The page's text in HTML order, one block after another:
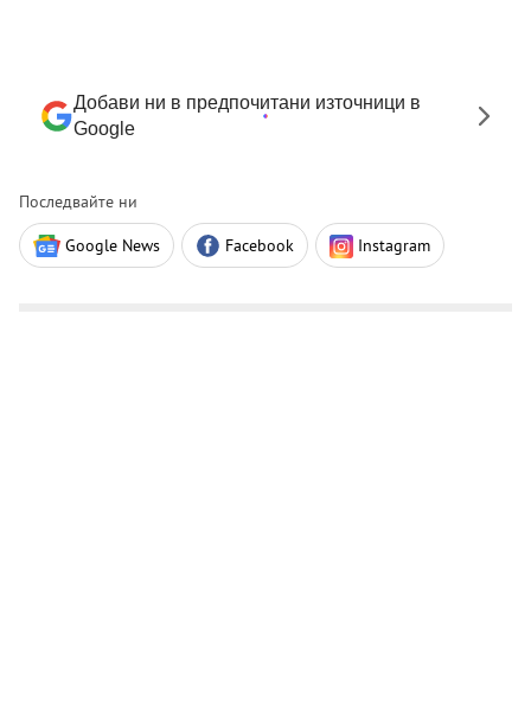
Добави ни в предпочитани източници в
Google
Последвайте ни
Google News Facebook Instagram